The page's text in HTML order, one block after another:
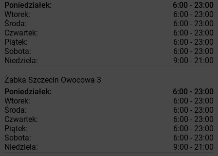
Poniedziałek:
6:00 - 23:00
Wtorek:
6:00 - 23:00
Środa:
6:00 - 23:00
Czwartek:
6:00 - 23:00
Piątek:
6:00 - 23:00
Sobota:
6:00 - 23:00
Niedziela:
9:00 - 21:00
Żabka Szczecin Owocowa 3
Poniedziałek:
6:00 - 23:00
Wtorek:
6:00 - 23:00
Środa:
6:00 - 23:00
Czwartek:
6:00 - 23:00
Piątek:
6:00 - 23:00
Sobota:
6:00 - 23:00
Niedziela:
9:00 - 21:00